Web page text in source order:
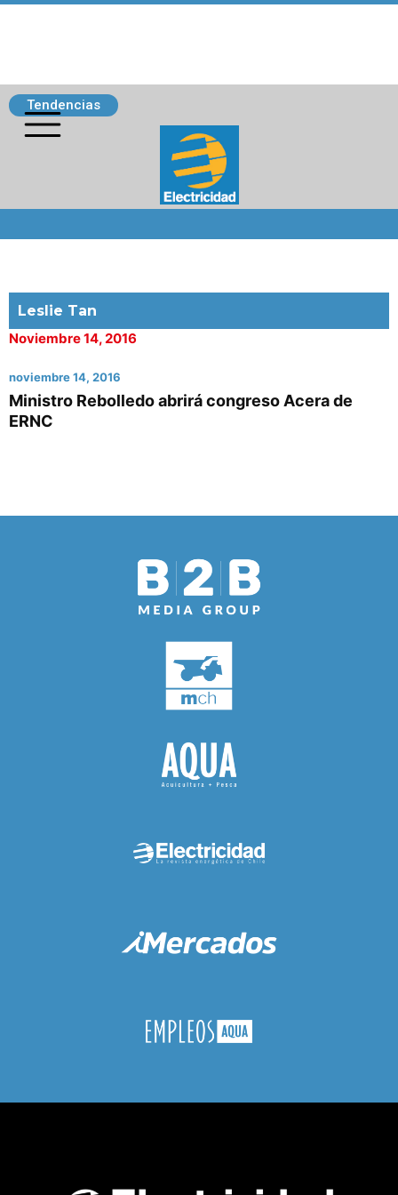
Tendencias
Leslie Tan
Noviembre 14, 2016
noviembre 14, 2016
Ministro Rebolledo abrirá congreso Acera de
ERNC